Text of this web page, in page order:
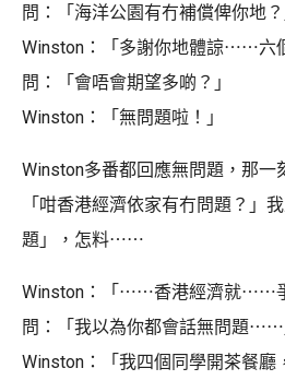
問：「海洋公園有冇補償俾你地？
Winston：「多謝你地體諒⋯⋯六
問：「會唔會期望多啲？」
Winston：「無問題啦！」
Winston多番都回應無問題，那一
「咁香港經濟依家有冇問題？」
題」，怎料⋯⋯
Winston：「⋯⋯香港經濟就⋯⋯爭
問：「我以為你都會話無問題⋯⋯
Winston：「我四個同學開茶餐